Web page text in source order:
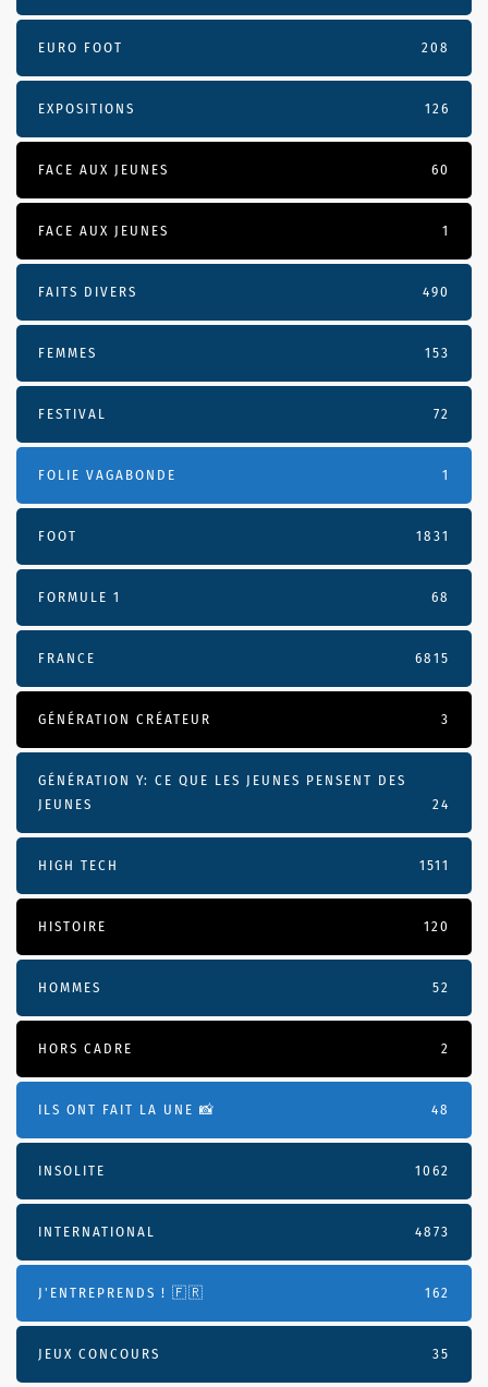
EURO FOOT 208
EXPOSITIONS 126
FACE AUX JEUNES 60
FACE AUX JEUNES 1
FAITS DIVERS 490
FEMMES 153
FESTIVAL 72
FOLIE VAGABONDE 1
FOOT 1831
FORMULE 1 68
FRANCE 6815
GÉNÉRATION CRÉATEUR 3
GÉNÉRATION Y: CE QUE LES JEUNES PENSENT DES
JEUNES
24
HIGH TECH 1511
HISTOIRE 120
HOMMES 52
HORS CADRE 2
ILS ONT FAIT LA UNE 📸 48
INSOLITE 1062
INTERNATIONAL 4873
J'ENTREPRENDS ! 🇫🇷 162
JEUX CONCOURS 35